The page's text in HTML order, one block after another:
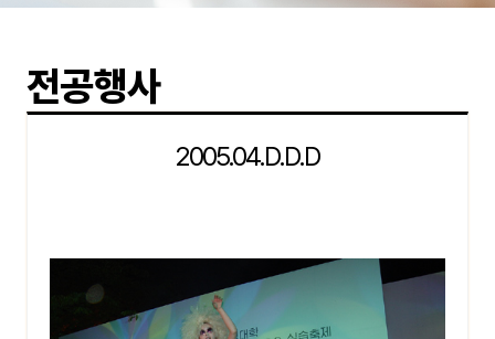
전공행사
2005.04.D.D.D